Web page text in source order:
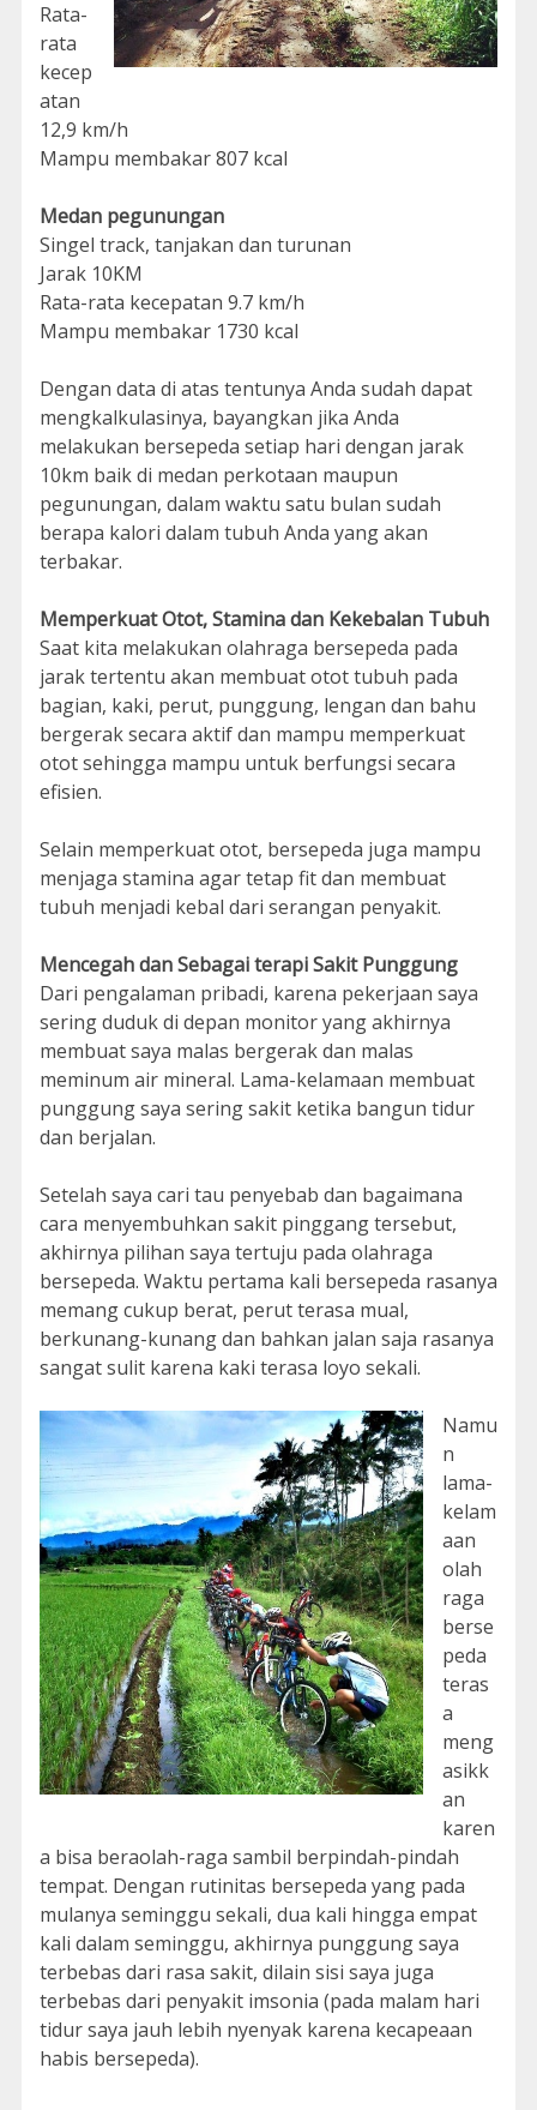
Rata-
rata
kecep
atan
12,9 km/h
Mampu membakar 807 kcal
Medan pegunungan
Singel track, tanjakan dan turunan
Jarak 10KM
Rata-rata kecepatan 9.7 km/h
Mampu membakar 1730 kcal
Dengan data di atas tentunya Anda sudah dapat
mengkalkulasinya, bayangkan jika Anda
melakukan bersepeda setiap hari dengan jarak
10km baik di medan perkotaan maupun
pegunungan, dalam waktu satu bulan sudah
berapa kalori dalam tubuh Anda yang akan
terbakar.
Memperkuat Otot, Stamina dan Kekebalan Tubuh
Saat kita melakukan olahraga bersepeda pada
jarak tertentu akan membuat otot tubuh pada
bagian, kaki, perut, punggung, lengan dan bahu
bergerak secara aktif dan mampu memperkuat
otot sehingga mampu untuk berfungsi secara
efisien.
Selain memperkuat otot, bersepeda juga mampu
menjaga stamina agar tetap fit dan membuat
tubuh menjadi kebal dari serangan penyakit.
Mencegah dan Sebagai terapi Sakit Punggung
Dari pengalaman pribadi, karena pekerjaan saya
sering duduk di depan monitor yang akhirnya
membuat saya malas bergerak dan malas
meminum air mineral. Lama-kelamaan membuat
punggung saya sering sakit ketika bangun tidur
dan berjalan.
Setelah saya cari tau penyebab dan bagaimana
cara menyembuhkan sakit pinggang tersebut,
akhirnya pilihan saya tertuju pada olahraga
bersepeda. Waktu pertama kali bersepeda rasanya
memang cukup berat, perut terasa mual,
berkunang-kunang dan bahkan jalan saja rasanya
sangat sulit karena kaki terasa loyo sekali.
Namu
n
lama-
kelam
aan
olah
raga
berse
peda
teras
a
meng
asikk
an
karen
a bisa beraolah-raga sambil berpindah-pindah
tempat. Dengan rutinitas bersepeda yang pada
mulanya seminggu sekali, dua kali hingga empat
kali dalam seminggu, akhirnya punggung saya
terbebas dari rasa sakit, dilain sisi saya juga
terbebas dari penyakit imsonia (pada malam hari
tidur saya jauh lebih nyenyak karena kecapeaan
habis bersepeda).